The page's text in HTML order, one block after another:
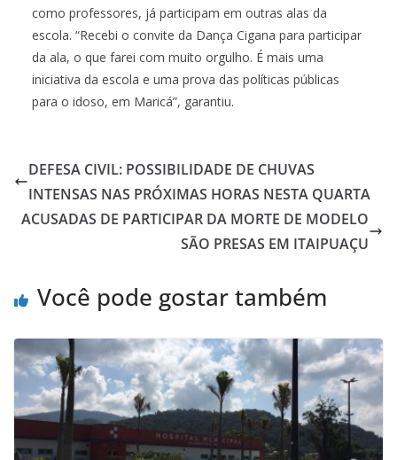
como professores, já participam em outras alas da
escola. “Recebi o convite da Dança Cigana para participar
da ala, o que farei com muito orgulho. É mais uma
iniciativa da escola e uma prova das políticas públicas
para o idoso, em Maricá”, garantiu.
DEFESA CIVIL: POSSIBILIDADE DE CHUVAS
INTENSAS NAS PRÓXIMAS HORAS NESTA QUARTA
ACUSADAS DE PARTICIPAR DA MORTE DE MODELO
SÃO PRESAS EM ITAIPUAÇU
Você pode gostar também